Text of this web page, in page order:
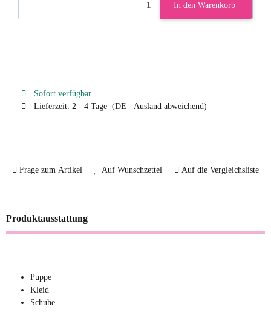
In den Warenkorb
Sofort verfügbar
Lieferzeit: 2 - 4 Tage (DE - Ausland abweichend)
Frage zum Artikel Auf Wunschzettel Auf die Vergleichsliste
Produktausstattung
Puppe
Kleid
Schuhe